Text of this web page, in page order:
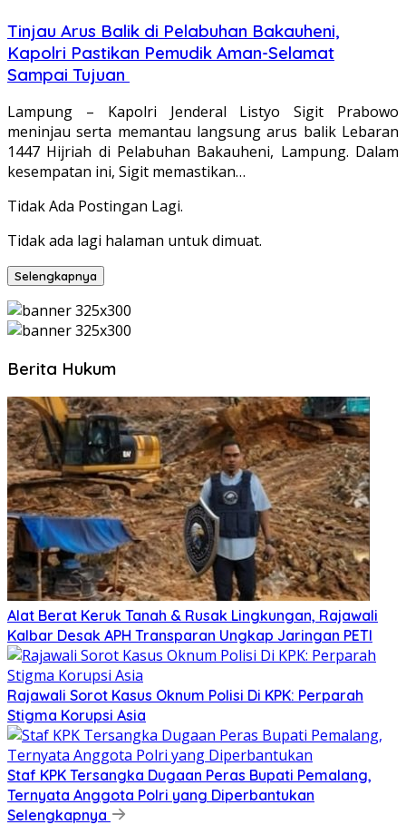
Tinjau Arus Balik di Pelabuhan Bakauheni,
Kapolri Pastikan Pemudik Aman-Selamat
Sampai Tujuan
Lampung – Kapolri Jenderal Listyo Sigit Prabowo
meninjau serta memantau langsung arus balik Lebaran
1447 Hijriah di Pelabuhan Bakauheni, Lampung. Dalam
kesempatan ini, Sigit memastikan…
Tidak Ada Postingan Lagi.
Tidak ada lagi halaman untuk dimuat.
Selengkapnya
Berita Hukum
Alat Berat Keruk Tanah & Rusak Lingkungan, Rajawali
Kalbar Desak APH Transparan Ungkap Jaringan PETI
Rajawali Sorot Kasus Oknum Polisi Di KPK: Perparah
Stigma Korupsi Asia
Staf KPK Tersangka Dugaan Peras Bupati Pemalang,
Ternyata Anggota Polri yang Diperbantukan
Selengkapnya